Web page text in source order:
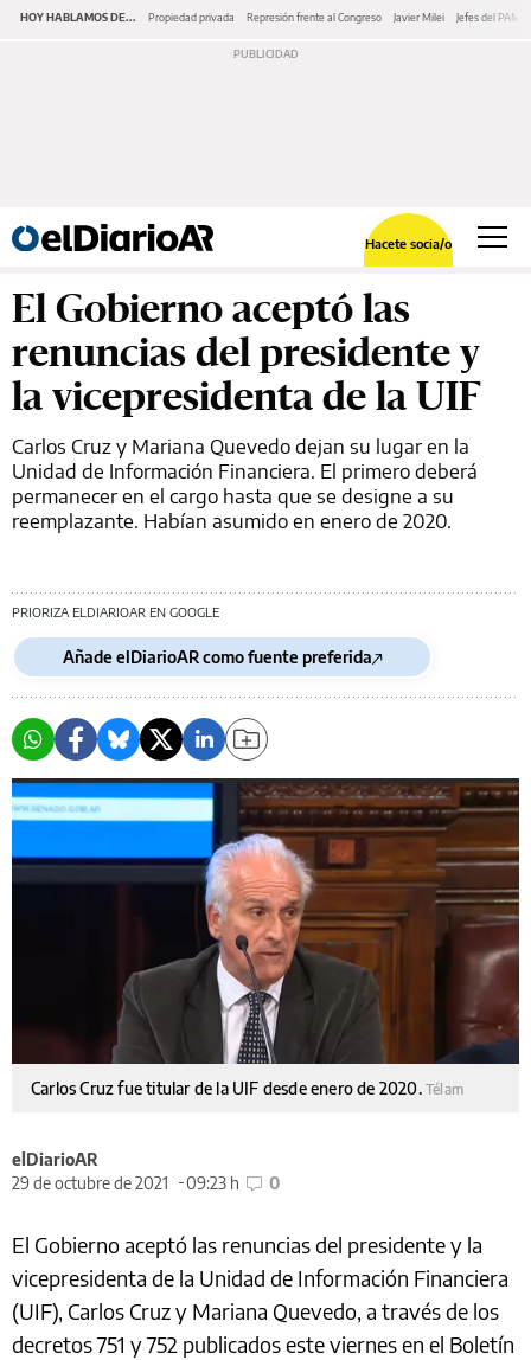
HOY HABLAMOS DE... Propiedad privada Represión frente al Congreso Javier Milei Jefes del PAMI
Hacete socia/o
El Gobierno aceptó las
renuncias del presidente y
la vicepresidenta de la UIF
Carlos Cruz y Mariana Quevedo dejan su lugar en la
Unidad de Información Financiera. El primero deberá
permanecer en el cargo hasta que se designe a su
reemplazante. Habían asumido en enero de 2020.
PRIORIZA ELDIARIOAR EN GOOGLE
Añade elDiarioAR como fuente preferida
Carlos Cruz fue titular de la UIF desde enero de 2020. Télam
elDiarioAR
29 de octubre de 2021
09:23 h 0
El Gobierno aceptó las renuncias del presidente y la
vicepresidenta de la Unidad de Información Financiera
(UIF), Carlos Cruz y Mariana Quevedo, a través de los
decretos 751 y 752 publicados este viernes en el Boletín